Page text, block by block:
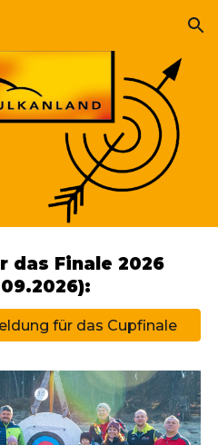
Skip to navigation
d as Finale 2026
09.2026):
für das Cupfinale